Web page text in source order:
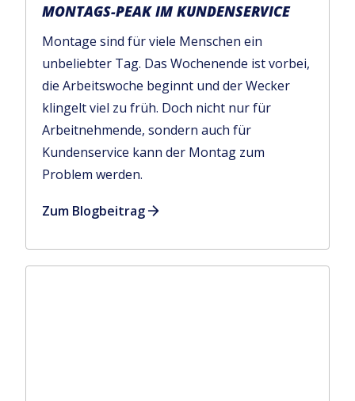
MONTAGS-PEAK IM KUNDENSERVICE
Montage sind für viele Menschen ein
unbeliebter Tag. Das Wochenende ist vorbei,
die Arbeitswoche beginnt und der Wecker
klingelt viel zu früh. Doch nicht nur für
Arbeitnehmende, sondern auch für
Kundenservice kann der Montag zum
Problem werden.
Zum Blogbeitrag